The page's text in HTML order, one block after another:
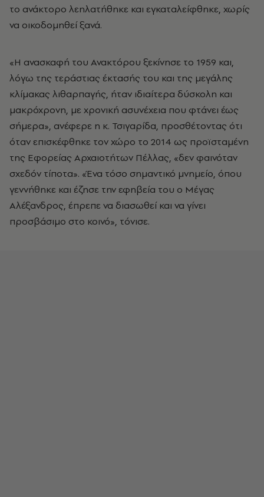
το ανάκτορο λεηλατήθηκε και εγκαταλείφθηκε, χωρίς
να οικοδομηθεί ξανά.
«Η ανασκαφή του Ανακτόρου ξεκίνησε το 1959 και,
λόγω της τεράστιας έκτασής του και της μεγάλης
κλίμακας λιθαρπαγής, ήταν ιδιαίτερα δύσκολη και
μακρόχρονη, με χρονική ασυνέχεια που φτάνει έως
σήμερα», ανέφερε η κ. Τσιγαρίδα, προσθέτοντας ότι
όταν επισκέφθηκε τον χώρο το 2014 ως προϊσταμένη
της Εφορείας Αρχαιοτήτων Πέλλας, «δεν φαινόταν
σχεδόν τίποτα». «Ένα τόσο σημαντικό μνημείο, όπου
γεννήθηκε και έζησε την εφηβεία του ο Μέγας
Αλέξανδρος, έπρεπε να διασωθεί και να γίνει
προσβάσιμο στο κοινό», τόνισε.